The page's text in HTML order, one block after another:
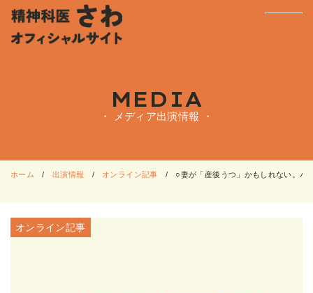
MEDIA
・ メディア出演情報 ・
ホーム 出演情報 オンライン記事 ○妻が「産後うつ」かもしれない。パ
オンライン記事